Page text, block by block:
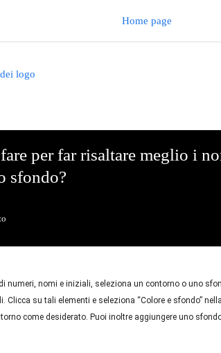
Home page
logo
per far risaltare meglio i
sfondo?
numeri, nomi e iniziali, seleziona un contorno o uno
Clicca su tali elementi e seleziona “Colore e sfondo”
come desiderato. Puoi inoltre aggiungere uno